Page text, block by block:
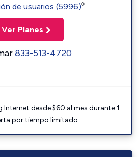
de usuarios (5996)◊
Ver Planes
833-513-4720
Internet desde $60 al mes durante 1
por tiempo limitado.